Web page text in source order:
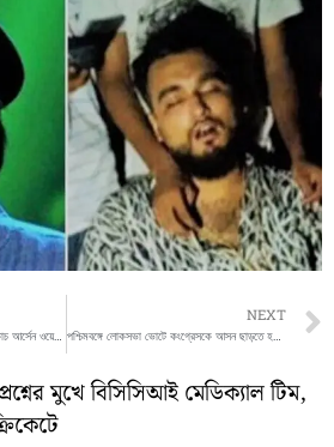
ভারতে আসছেন আর্সেনালের কিংবদন্তি কোচ আর্সেন ওয়েঙ্গার
NEXT
পশ্চিমবঙ্গে লোকসভা ভোটে কংগ্রেসকে আসন ছাড়তে হবে বললেন অধীর
মুখে বিসিসিআই মেডিক্যাল টিম,